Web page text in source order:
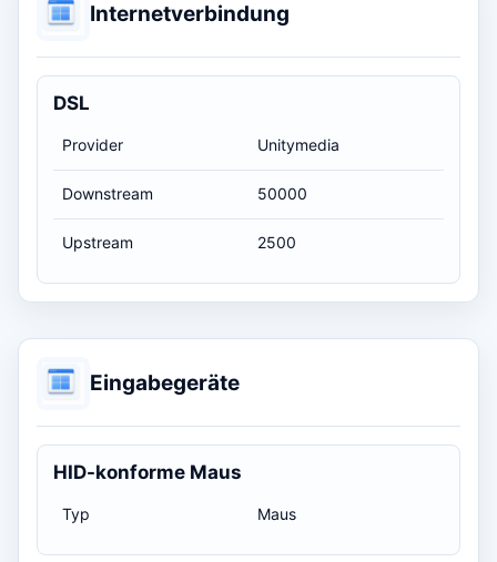
Internetverbindung
DSL
Provider Unitymedia
Downstream 50000
Upstream 2500
Eingabegeräte
HID-konforme Maus
Typ Maus